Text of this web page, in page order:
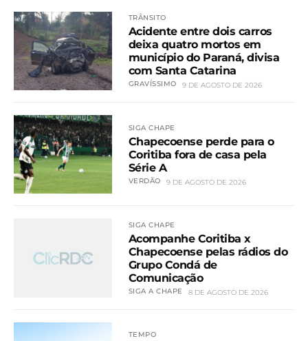
TRÂNSITO
Acidente entre dois carros
deixa quatro mortos em
município do Paraná, divisa
com Santa Catarina
GRAVÍSSIMO 9 DE AGOSTO DE 2026
SIGA CHAPE
Chapecoense perde para o
Coritiba fora de casa pela
Série A
VERDÃO 9 DE AGOSTO DE 2026
SIGA CHAPE
Acompanhe Coritiba x
Chapecoense pelas rádios do
Grupo Condá de
Comunicação
SIGA A CHAPE 8 DE AGOSTO DE 2026
TEMPO